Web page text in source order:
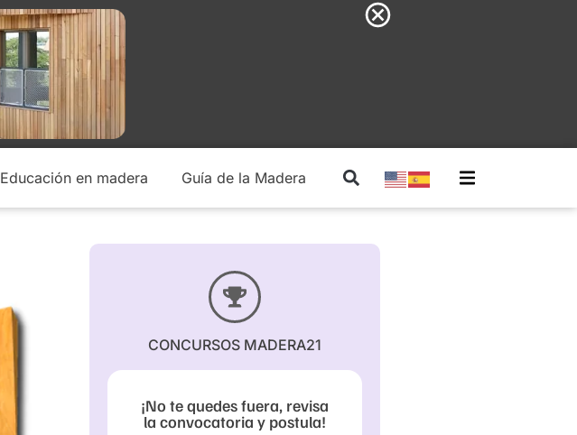
Educación en madera Guía de la Madera
CONCURSOS MADERA21
¡No te quedes fuera, revisa
la convocatoria y postula!